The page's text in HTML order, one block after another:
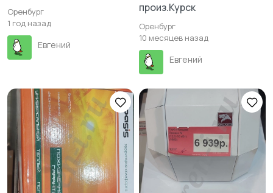
Оренбург
1 год назад
Евгений
произ.Курск
Оренбург
10 месяцев назад
Евгений